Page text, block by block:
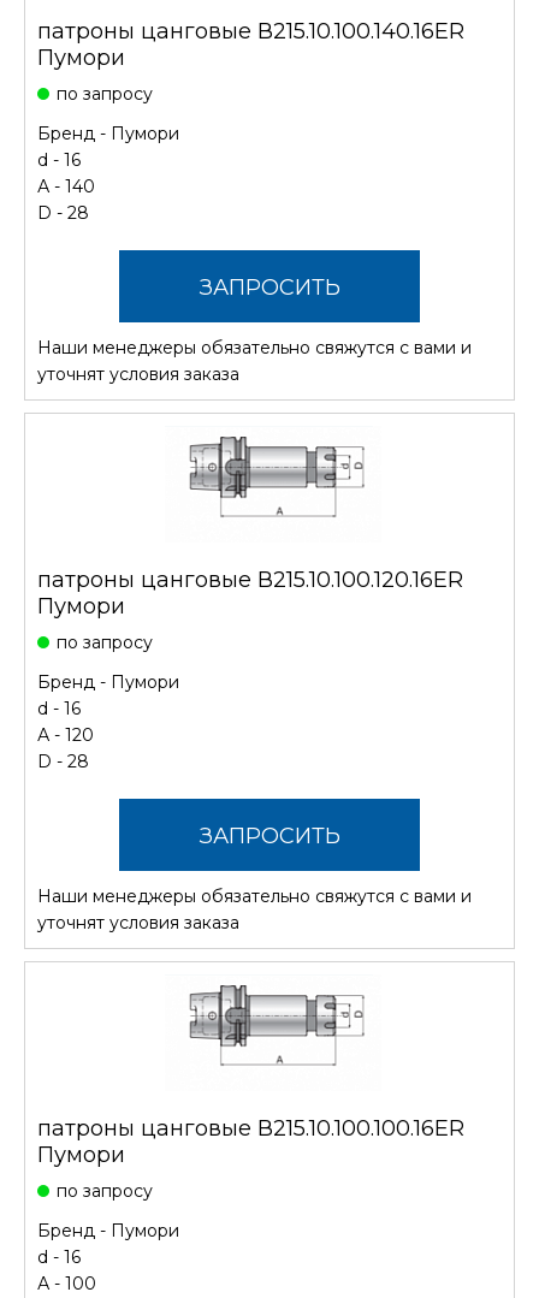
патроны цанговые В215.10.100.140.16ER
Пумори
по запросу
Бренд - Пумори
d - 16
А - 140
D - 28
ЗАПРОСИТЬ
СТОИМОСТЬ
Наши менеджеры обязательно свяжутся с вами и
уточнят условия заказа
патроны цанговые В215.10.100.120.16ER
Пумори
по запросу
Бренд - Пумори
d - 16
А - 120
D - 28
ЗАПРОСИТЬ
СТОИМОСТЬ
Наши менеджеры обязательно свяжутся с вами и
уточнят условия заказа
патроны цанговые В215.10.100.100.16ER
Пумори
по запросу
Бренд - Пумори
d - 16
А - 100